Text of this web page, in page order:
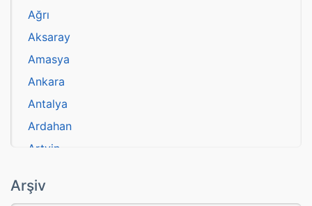
Ağrı
Aksaray
Amasya
Ankara
Antalya
Ardahan
Artvin
Aydın
Arşiv